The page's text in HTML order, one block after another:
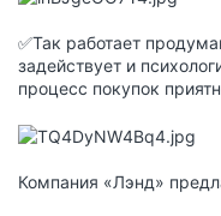
✅Так работает
задействует и
процесс покупок
Компания «Лэнд»